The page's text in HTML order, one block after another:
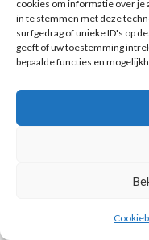
cookies om informatie over je
in te stemmen met deze
surfgedrag of unieke ID's op
geeft of uw toestemming
bepaalde functies en